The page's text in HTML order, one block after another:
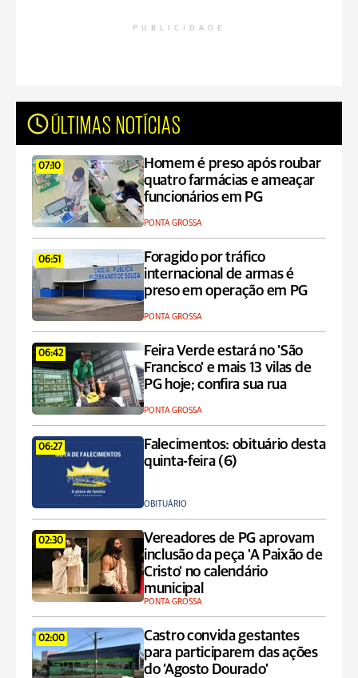
PUBLICIDADE
ÚLTIMAS NOTÍCIAS
07:10
Homem é preso após roubar
quatro farmácias e ameaçar
funcionários em PG
PONTA GROSSA
06:51
Foragido por tráfico
internacional de armas é
preso em operação em PG
PONTA GROSSA
06:42
Feira Verde estará no 'São
Francisco' e mais 13 vilas de
PG hoje; confira sua rua
PONTA GROSSA
06:27
Falecimentos: obituário desta
quinta-feira (6)
OBITUÁRIO
02:30
Vereadores de PG aprovam
inclusão da peça 'A Paixão de
Cristo' no calendário
municipal
PONTA GROSSA
02:00
Castro convida gestantes
para participarem das ações
do ‘Agosto Dourado’